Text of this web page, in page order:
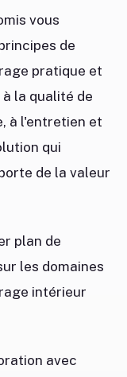
vous
de
pratique et
la qualité de
à l'entretien et
qui
de la valeur
plan de
les domaines
intérieur
avec